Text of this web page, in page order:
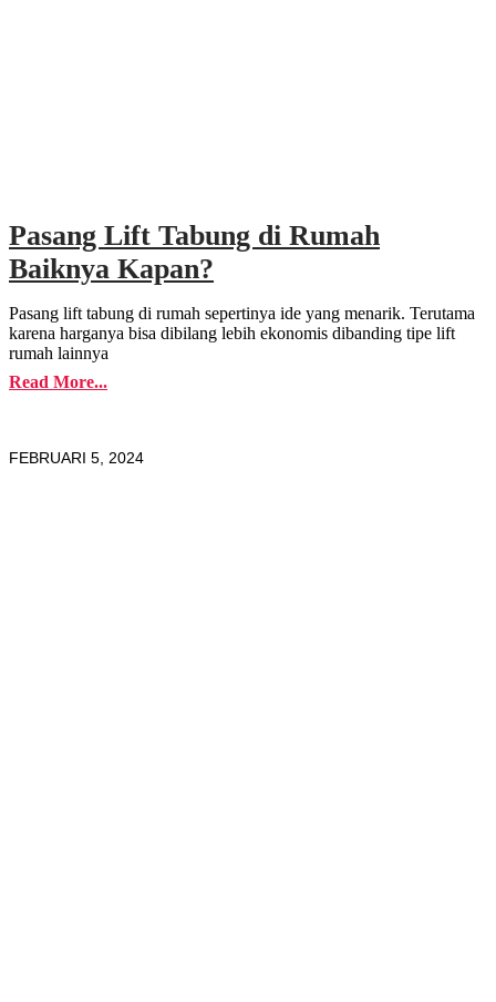
Pasang Lift Tabung di Rumah
Baiknya Kapan?
Pasang lift tabung di rumah sepertinya ide yang menarik. Terutama
karena harganya bisa dibilang lebih ekonomis dibanding tipe lift
rumah lainnya
Read More...
FEBRUARI 5, 2024